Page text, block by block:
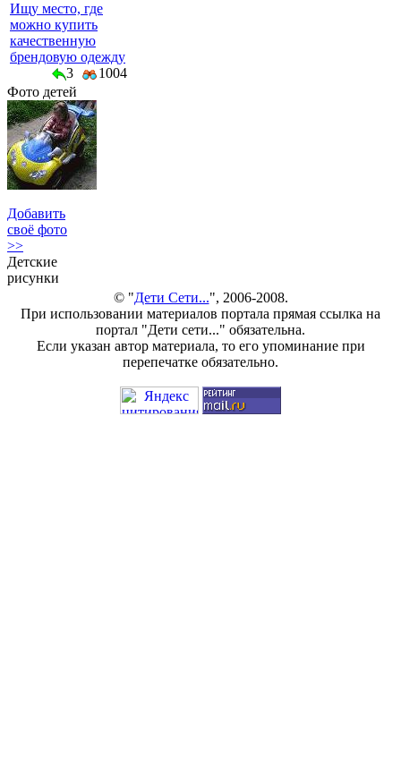
Ищу место, где
можно купить
качественную
брендовую одежду
3
1004
Фото детей
Добавить
своё фото
>>
Детские
рисунки
© "Дети Сети...", 2006-2008.
При использовании материалов портала прямая ссылка на
портал "Дети сети..." обязательна.
Если указан автор материала, то его упоминание при
перепечатке обязательно.